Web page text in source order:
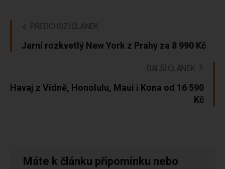
PŘEDCHOZÍ ČLÁNEK
Jarní rozkvetlý New York z Prahy za 8 990 Kč
DALŠÍ ČLÁNEK
Havaj z Vídně, Honolulu, Maui i Kona od 16 590
Kč
Máte k článku připomínku nebo